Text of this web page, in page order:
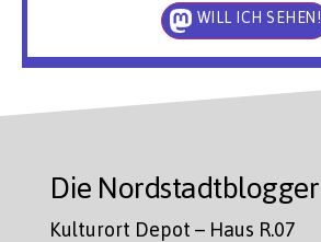
WILL ICH SEHEN!
Die Nordstadtblogger
Kulturort Depot – Haus R.07